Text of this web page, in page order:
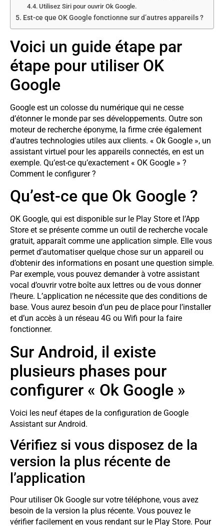
Utilisez Siri pour ouvrir Ok Google.
Est-ce que OK Google fonctionne sur d’autres appareils ?
Voici un guide étape par
étape pour utiliser OK
Google
Google est un colosse du numérique qui ne cesse
d’étonner le monde par ses développements. Outre son
moteur de recherche éponyme, la firme crée également
d’autres technologies utiles aux clients. « Ok Google », un
assistant virtuel pour les appareils connectés, en est un
exemple. Qu’est-ce qu’exactement « OK Google » ?
Comment le configurer ?
Qu’est-ce que Ok Google ?
OK Google, qui est disponible sur le Play Store et l’App
Store et se présente comme un outil de recherche vocale
gratuit, apparaît comme une application simple. Elle vous
permet d’automatiser quelque chose sur un appareil ou
d’obtenir des informations en posant une question simple.
Par exemple, vous pouvez demander à votre assistant
vocal d’ouvrir votre boîte aux lettres ou de vous donner
l’heure. L’application ne nécessite que des conditions de
base. Vous aurez besoin d’un peu de place pour l’installer
et d’un accès à un réseau 4G ou Wifi pour la faire
fonctionner.
Sur Android, il existe
plusieurs phases pour
configurer « Ok Google »
Voici les neuf étapes de la configuration de Google
Assistant sur Android.
Vérifiez si vous disposez de la
version la plus récente de
l’application
Pour utiliser Ok Google sur votre téléphone, vous avez
besoin de la version la plus récente. Vous pouvez le
vérifier facilement en vous rendant sur le Play Store. Pour